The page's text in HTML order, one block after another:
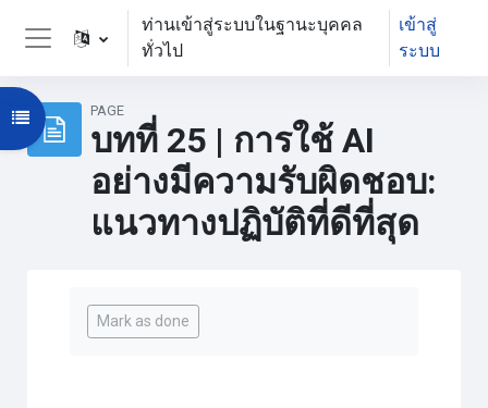
ข้ามไปที่เนื้อหาหลัก
Side panel
ท่านเข้าสู่ระบบในฐานะบุคคล
ทั่วไป
เข้าสู่
ระบบ
PAGE
บทที่ 25 | การใช้ AI
อย่างมีความรับผิดชอบ:
แนวทางปฏิบัติที่ดีที่สุด
Open course index
Mark as done